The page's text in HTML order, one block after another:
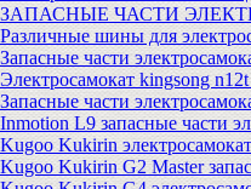
ЗАПАСНЫЕ ЧАСТИ
Различные шины для
Запасные части
Электросамокат kingsong
Запасные части
Inmotion L9 запасные части
Kugoo Kukirin
Kugoo Kukirin G2 Master